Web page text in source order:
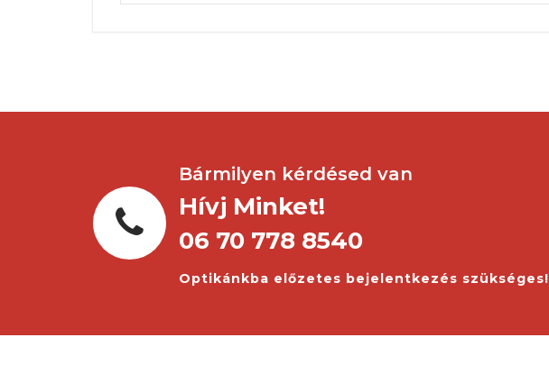
Bármilyen kérdésed van
Hívj Minket!
06 70 778 8540
Optikánkba előzetes bejelentkezés szükséges!